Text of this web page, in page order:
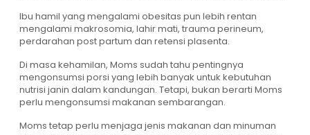
Ibu hamil yang mengalami obesitas pun lebih rentan
mengalami makrosomia, lahir mati, trauma perineum,
perdarahan post partum dan retensi plasenta.
Di masa kehamilan, Moms sudah tahu pentingnya
mengonsumsi porsi yang lebih banyak untuk kebutuhan
nutrisi janin dalam kandungan. Tetapi, bukan berarti Moms
perlu mengonsumsi makanan sembarangan.
Moms tetap perlu menjaga jenis makanan dan minuman